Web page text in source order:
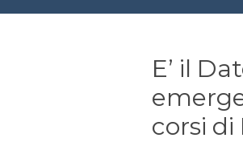
E’ il
corsi di